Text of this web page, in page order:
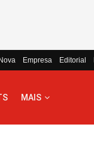
Empresa Editorial
MAIS